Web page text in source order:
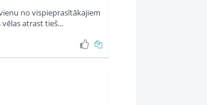
no vispieprasītākajiem
atrast tieš...